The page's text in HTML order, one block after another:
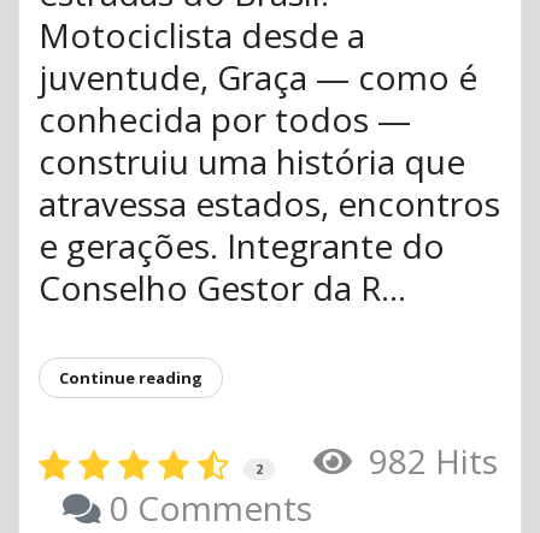
Motociclista desde a
juventude, Graça — como é
conhecida por todos —
construiu uma história que
atravessa estados, encontros
e gerações. Integrante do
Conselho Gestor da R...
Continue reading
2
982 Hits
0 Comments